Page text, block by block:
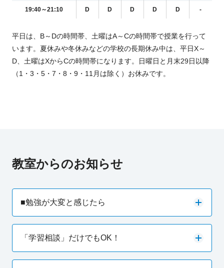
19:40～21:10 D D D D D -
平日は、B～Dの時間帯、土曜はA～Cの時間帯で授業を行って
います。夏休みや冬休みなどの学校の長期休み中は、平日X～
D、土曜はXからCの時間帯になります。日曜日と月末29日以降
（1・3・5・7・8・9・11月は除く）お休みです。
教室からのお知らせ
■勉強が大変と感じたら
「学習相談」だけでもOK！